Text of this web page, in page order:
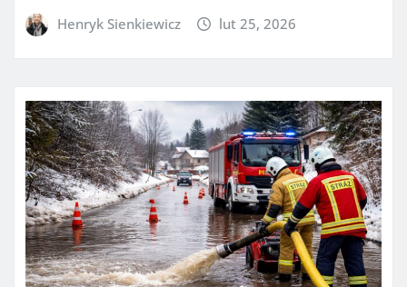
Henryk Sienkiewicz lut 25, 2026